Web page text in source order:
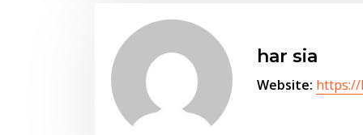
har sia
Website: https://